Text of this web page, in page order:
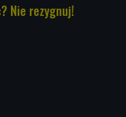
Nie rezygnuj!